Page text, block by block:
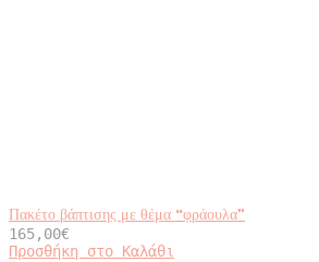
Πακέτο βάπτισης με θέμα “φράουλα”
165,00€
Προσθήκη στο Καλάθι